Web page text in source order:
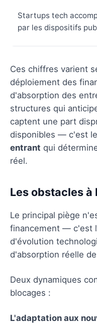
Startups tech
par les dispositifs
Ces chiffres varient
déploiement des
d'absorption des
structures qui
captent une part
disponibles — c'est le
entrant qui
réel.
Les obstacles
Le principal piège
financement — c'est
d'évolution
d'absorption réelle
Deux dynamiques
blocages :
L'adaptation aux